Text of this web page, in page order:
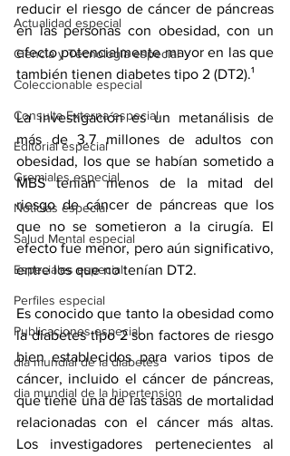
Actualidad especial
Ciencia y Tecnología especial
Coleccionable especial
Consulta Externa especial
Editorial especial
Gremiales especial
Noticias especial
Salud Mental especial
Especiales especial
Perfiles especial
Publicaciones especial
dia mundial de la diabetes
dia mundial de la hipertension
reducir el riesgo de cáncer de páncreas
en las personas con obesidad, con un
efecto potencialmente mayor en las que
también tienen diabetes tipo 2 (DT2).¹
La investigación es un metanálisis de
más de 3.7 millones de adultos con
obesidad, los que se habían sometido a
MBS tenían menos de la mitad del
riesgo de cáncer de páncreas que los
que no se sometieron a la cirugía. El
efecto fue menor, pero aún significativo,
entre los que no tenían DT2.
Es conocido que tanto la obesidad como
la diabetes tipo 2 son factores de riesgo
bien establecidos para varios tipos de
cáncer, incluido el cáncer de páncreas,
que tiene una de las tasas de mortalidad
relacionadas con el cáncer más altas.
Los investigadores pertenecientes al